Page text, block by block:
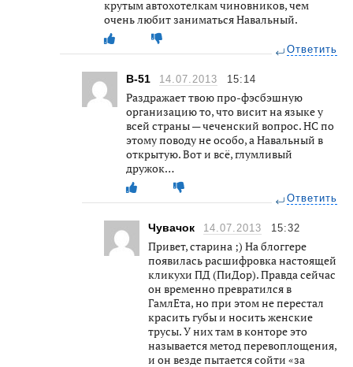
крутым автохотелкам чиновников, чем
очень любит заниматься Навальный.
Ответить
В-51 14.07.2013 15:14
Раздражает твою про-фэсбэшную
организацию то, что висит на языке у
всей страны — чеченский вопрос. НС по
этому поводу не особо, а Навальный в
открытую. Вот и всё, глумливый
дружок…
Ответить
Чувачок 14.07.2013 15:32
Привет, старина ;) На блоггере
появилась расшифровка настоящей
кликухи ПД (ПиДор). Правда сейчас
он временно превратился в
ГамлЕта, но при этом не перестал
красить губы и носить женские
трусы. У них там в конторе это
называется метод перевоплощения,
и он везде пытается сойти «за